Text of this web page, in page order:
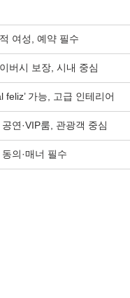
여성, 예약 필수
버시 보장, 시내 중심
feliz’ 가능, 고급 인테리어
연·VIP룸, 관광객 중심
의·매너 필수